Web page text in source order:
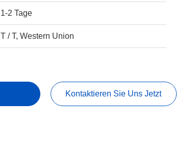
1-2 Tage
T / T, Western Union
Kontaktieren Sie Uns Jetzt